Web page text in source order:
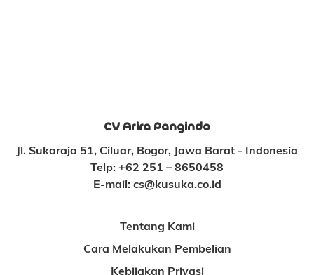
CV Arira Pangindo
Jl. Sukaraja 51, Ciluar, Bogor, Jawa Barat - Indonesia
Telp: +62 251 – 8650458
E-mail: cs@kusuka.co.id
Tentang Kami
Cara Melakukan Pembelian
Kebijakan Privasi